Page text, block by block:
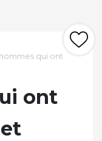
qui ont
ont